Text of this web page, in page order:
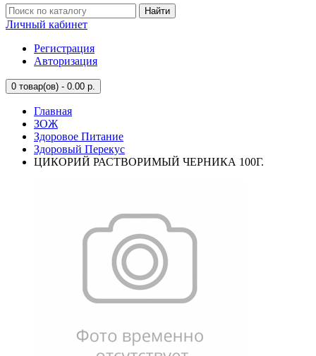
Найти
Личный кабинет
Регистрация
Авторизация
0 товар(ов) - 0.00 р.
Главная
ЗОЖ
Здоровое Питание
Здоровый Перекус
ЦИКОРИЙ РАСТВОРИМЫЙ ЧЕРНИКА 100Г.